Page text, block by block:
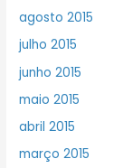
agosto 2015
julho 2015
junho 2015
maio 2015
abril 2015
março 2015